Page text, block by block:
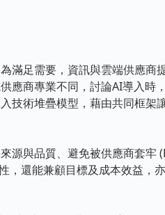
足需要，資訊與雲端供應商
應商專業不同，討論AI導入時
技術堆疊模型，藉由共同框架
與品質、避免被供應商套牢
，還能兼顧目標及成本效益，